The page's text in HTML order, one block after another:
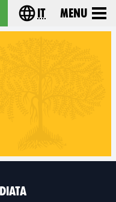
Choose your
it Menu